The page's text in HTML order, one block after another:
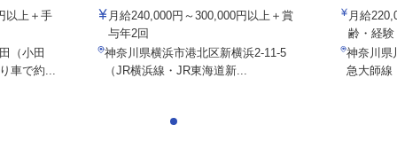
以上＋手
（小田
車で約...
月給240,000円～300,000円以上＋賞
与年2回
神奈川県横浜市港北区新横浜2-11-5
（JR横浜線・JR東海道新...
月給
齢・経
神奈川県
急大師線